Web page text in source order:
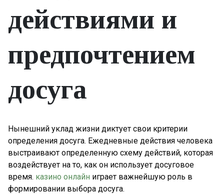
действиями и
предпочтением
досуга
Нынешний уклад жизни диктует свои критерии
определения досуга. Ежедневные действия человека
выстраивают определенную схему действий, которая
воздействует на то, как он использует досуговое
время. казино онлайн играет важнейшую роль в
формировании выбора досуга.